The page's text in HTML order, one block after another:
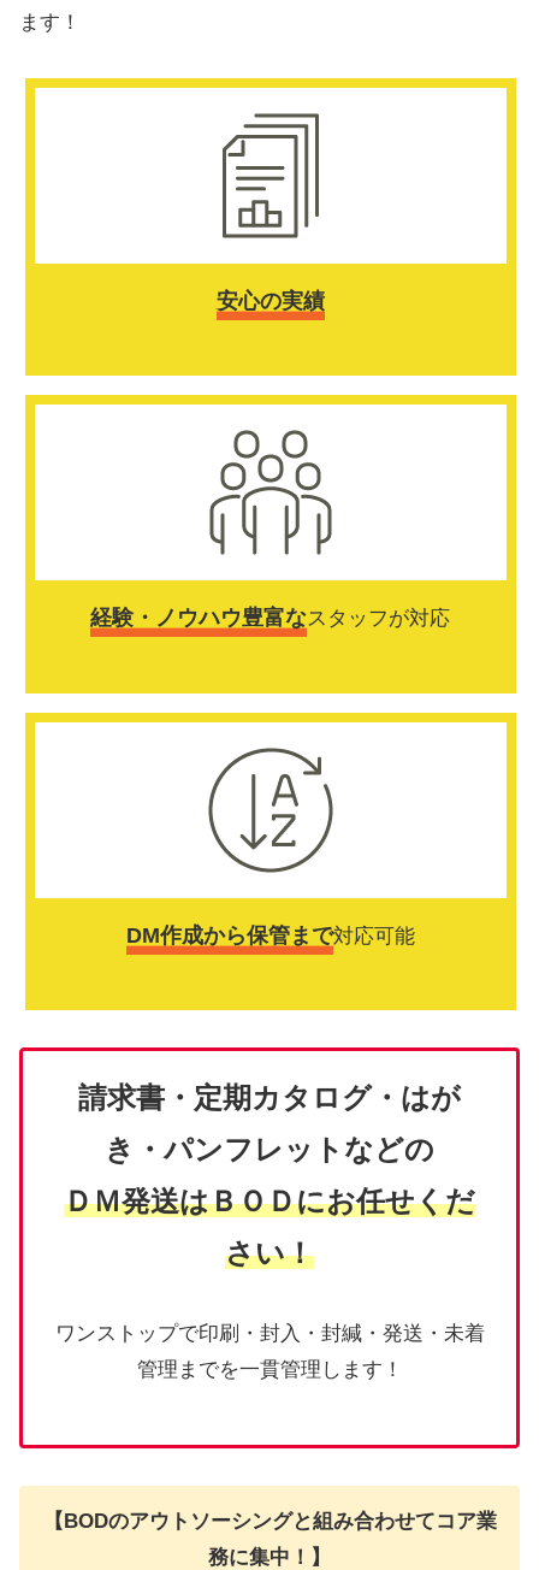
ます！
安心の実績
経験・ノウハウ豊富なスタッフが対応
DM作成から保管まで対応可能
請求書・定期カタログ・はが
き・パンフレットなどの
ＤＭ発送はＢＯＤにお任せくだ
さい！
ワンストップで印刷・封入・封緘・発送・未着
管理までを一貫管理します！
【BODのアウトソーシングと組み合わせてコア業
務に集中！】